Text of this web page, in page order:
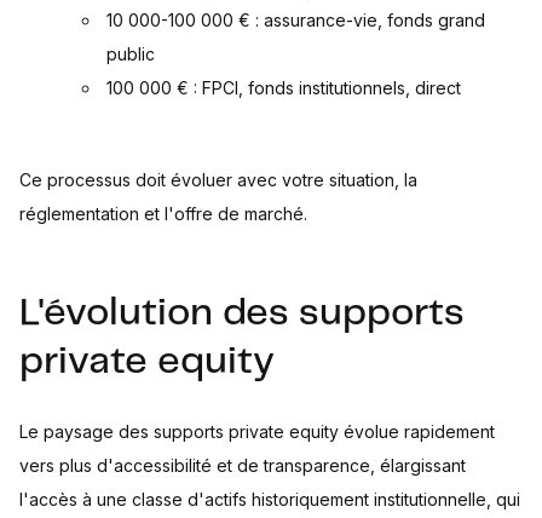
10 000-100 000 € : assurance-vie, fonds grand
public
100 000 € : FPCI, fonds institutionnels, direct
Ce processus doit évoluer avec votre situation, la
réglementation et l'offre de marché.
L'évolution des supports
private equity
Le paysage des supports private equity évolue rapidement
vers plus d'accessibilité et de transparence, élargissant
l'accès à une classe d'actifs historiquement institutionnelle, qui